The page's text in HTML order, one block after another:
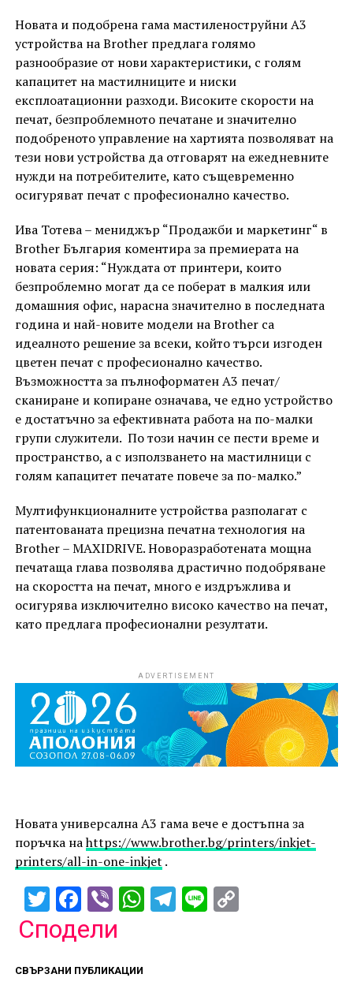
Новата и подобрена гама мастиленоструйни А3
устройства на Brother предлага голямо
разнообразие от нови характеристики, с голям
капацитет на мастилниците и ниски
експлоатационни разходи. Високите скорости на
печат, безпроблемното печатане и значително
подобреното управление на хартията позволяват на
тези нови устройства да отговарят на ежедневните
нужди на потребителите, като същевременно
осигуряват печат с професионално качество.
Ива Тотева – мениджър “Продажби и маркетинг“ в
Brother България коментира за премиерата на
новата серия: “Нуждата от принтери, които
безпроблемно могат да се поберат в малкия или
домашния офис, нарасна значително в последната
година и най-новите модели на Brother са
идеалното решение за всеки, който търси изгоден
цветен печат с професионално качество.
Възможността за пълноформатен А3 печат/
сканиране и копиране означава, че едно устройство
е достатъчно за ефективната работа на по-малки
групи служители. По този начин се пести време и
пространство, а с използването на мастилници с
голям капацитет печатате повече за по-малко.”
Мултифункционалните устройства разполагат с
патентованата прецизна печатна технология на
Brother – MAXIDRIVE. Новоразработената мощна
печатаща глава позволява драстично подобряване
на скоростта на печат, много е издръжлива и
осигурява изключително високо качество на печат,
като предлага професионални резултати.
ADVERTISEMENT
Новата универсална А3 гама вече е достъпна за
поръчка наhttps://www.brother.bg/printers/inkjet-
printers/all-in-one-inkjet .
Twitter
Facebook
ViberWhatsApp
Telegram
LineCopy
Сподели
СВЪРЗАНИ ПУБЛИКАЦИИ